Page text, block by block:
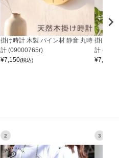
掛け時計 木製 パイン材 静音 丸時
計 (09000765r)
¥7,150(税込)
掛け時
計
¥7,150
2 3